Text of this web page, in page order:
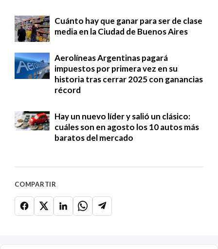
Cuánto hay que ganar para ser de clase
media en la Ciudad de Buenos Aires
Aerolíneas Argentinas pagará
impuestos por primera vez en su
historia tras cerrar 2025 con ganancias
récord
Hay un nuevo líder y salió un clásico:
cuáles son en agosto los 10 autos más
baratos del mercado
COMPARTIR